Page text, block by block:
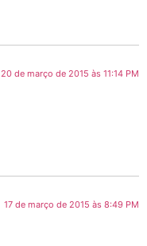
20 de março de 2015 às 11:14 PM
17 de março de 2015 às 8:49 PM